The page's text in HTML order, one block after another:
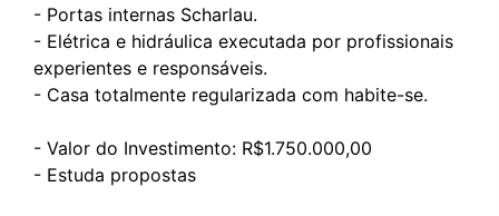
- Portas internas Scharlau.
- ⁠Elétrica e hidráulica executada por profissionais
experientes e responsáveis.
- Casa totalmente regularizada com habite-se.
- Valor do Investimento: R$1.750.000,00
- ⁠Estuda propostas